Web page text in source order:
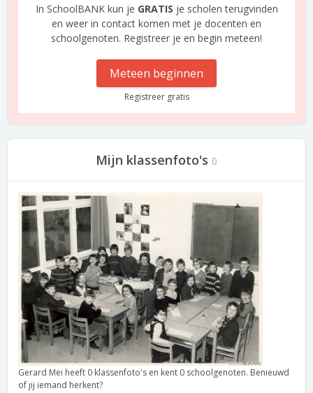
In SchoolBANK kun je GRATIS je scholen terugvinden
en weer in contact komen met je docenten en
schoolgenoten. Registreer je en begin meteen!
Meteen beginnen
Registreer gratis
Mijn klassenfoto's 0
Gerard Mei heeft 0 klassenfoto's en kent 0 schoolgenoten. Benieuwd
of jij iemand herkent?